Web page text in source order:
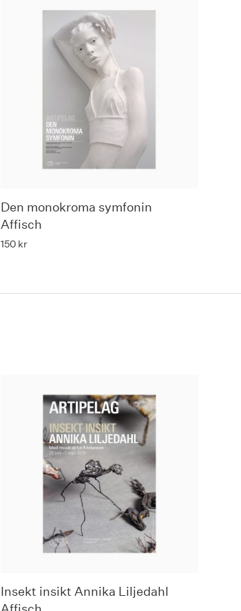
Den monokroma symfonin
Affisch
150 kr
Insekt insikt Annika Liljedahl